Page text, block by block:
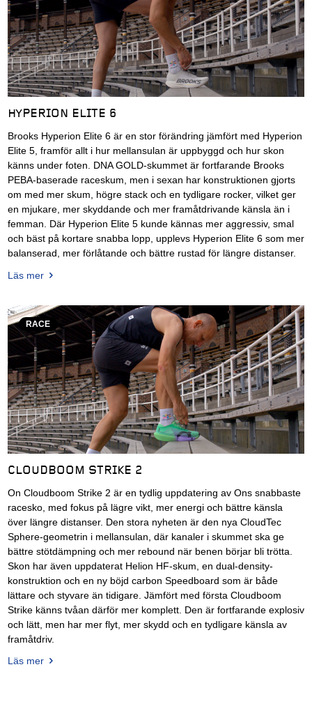
HYPERION ELITE 6
Brooks Hyperion Elite 6 är en stor förändring jämfört med Hyperion
Elite 5, framför allt i hur mellansulan är uppbyggd och hur skon
känns under foten. DNA GOLD-skummet är fortfarande Brooks
PEBA-baserade raceskum, men i sexan har konstruktionen gjorts
om med mer skum, högre stack och en tydligare rocker, vilket ger
en mjukare, mer skyddande och mer framåtdrivande känsla än i
femman. Där Hyperion Elite 5 kunde kännas mer aggressiv, smal
och bäst på kortare snabba lopp, upplevs Hyperion Elite 6 som mer
balanserad, mer förlåtande och bättre rustad för längre distanser.
Läs mer
RACE
CLOUDBOOM STRIKE 2
On Cloudboom Strike 2 är en tydlig uppdatering av Ons snabbaste
racesko, med fokus på lägre vikt, mer energi och bättre känsla
över längre distanser. Den stora nyheten är den nya CloudTec
Sphere-geometrin i mellansulan, där kanaler i skummet ska ge
bättre stötdämpning och mer rebound när benen börjar bli trötta.
Skon har även uppdaterat Helion HF-skum, en dual-density-
konstruktion och en ny böjd carbon Speedboard som är både
lättare och styvare än tidigare. Jämfört med första Cloudboom
Strike känns tvåan därför mer komplett. Den är fortfarande explosiv
och lätt, men har mer flyt, mer skydd och en tydligare känsla av
framåtdriv.
Läs mer